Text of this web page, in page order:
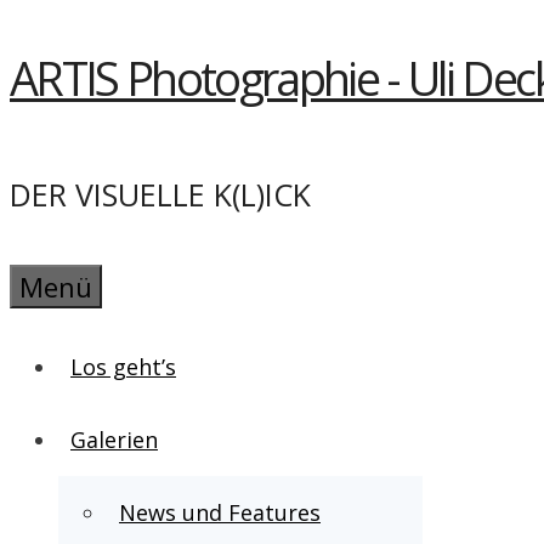
Springe
zum
ARTIS Photographie - Uli
DER VISUELLE K(L)ICK
Menü
Los geht’s
Galerien
News und Features